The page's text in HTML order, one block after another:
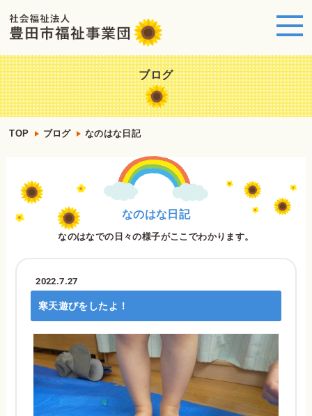
ブログ
TOP ブログ なのはな日記
なのはな日記
なのはなでの日々の様子がここでわかります。
2022.7.27
寒天遊びをしたよ！